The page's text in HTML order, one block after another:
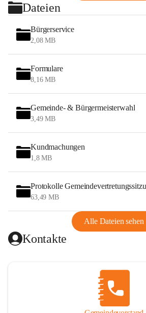
Dateien
Bürgerservice
2,08 MB
Formulare
8,16 MB
Gemeinde- & Bürgermeisterwahl
3,49 MB
Kundmachungen
1,8 MB
Protokolle
63,49 MB
Alle Dateien sehen
Kontakte